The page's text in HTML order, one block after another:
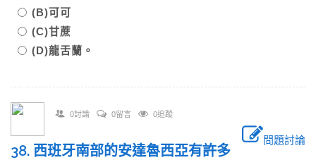
(B)可可
(C)甘蔗
(D)龍舌蘭。
0討論 0留言 0追蹤
問題討論
38. 西班牙南部的安達魯西亞有許多